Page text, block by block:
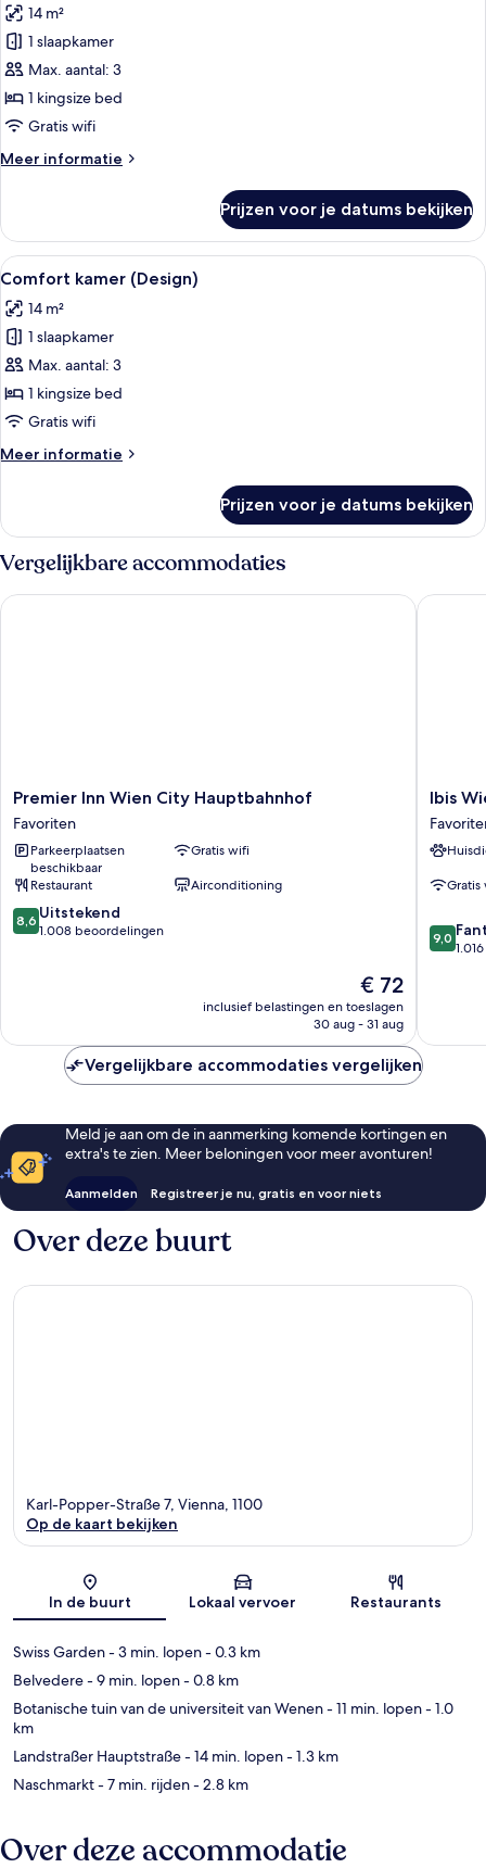
voor
Kamer
(Design)
laden
14 m²
1 slaapkamer
Max. aantal: 3
1 kingsize bed
Gratis wifi
Meer informatie
Meer
(Design)
Prijzen voor je datums bekijken
Alle
foto's
voor
Comfort
kamer
(Design)
laden
Een moderne hotelkamer met een
14
Comfort kamer (Design)
14 m²
1 slaapkamer
Max. aantal: 3
1 kingsize bed
Gratis wifi
Meer informatie
Meer
kamer
(Design)
Prijzen voor je datums bekijken
Vergelijkbare accommodaties
Premier
Inn
Wien
City
Hauptbahnhof
Favoriten
Premier Inn Wien City Hauptbahnhof
Favoriten
Parkeerplaatsen
beschikbaar
Gratis wifi
Restaurant
Airconditioning
8.6
van
8,6 Uitstekend
1.008 beoordelingen
De
prijs
is
€ 72
inclusief belastingen en toeslagen
30 aug - 31 aug
Premier Inn Wien City Hauptbahnhof
Ibis
Wien
Ibis
Gratis
9.0
van
9,0
Ibis
Vergelijkbare accommodaties vergelijken
Meld je aan om de in aanmerking komende kortingen en
extra's te zien. Meer beloningen voor meer avonturen!
Aanmelden Registreer je nu, gratis en voor niets
Over deze buurt
Kaart
Karl-Popper-Straße 7, Vienna, 1100
Op de kaart bekijken
In de buurt Lokaal vervoer Restaurants
Swiss Garden- 3 min. lopen- 0.3 km
Belvedere- 9 min. lopen- 0.8 km
Botanische tuin van de universiteit van Wenen- 11 min. lopen- 1.0
km
Landstraßer Hauptstraße- 14 min. lopen- 1.3 km
Naschmarkt- 7 min. rijden- 2.8 km
Over deze accommodatie